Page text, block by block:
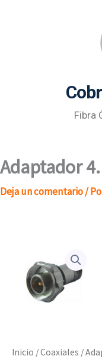
Fibra
Adaptador
Deja un comentario/
Inicio /Coaxiales /